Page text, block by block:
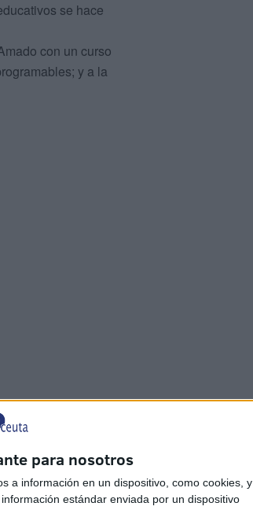
para nosotros
a información en un dispositivo, como cookies, y
estándar enviada por un dispositivo
se hace
con un curso
y a la